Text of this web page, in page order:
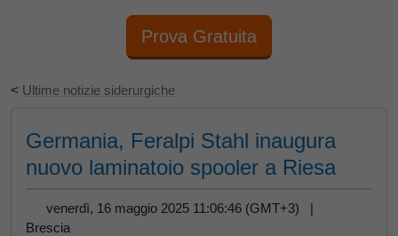
Prova Gratuita
< Ultime notizie siderurgiche
Germania, Feralpi Stahl inaugura
nuovo laminatoio spooler a Riesa
venerdì, 16 maggio 2025 11:06:46 (GMT+3) |
Brescia